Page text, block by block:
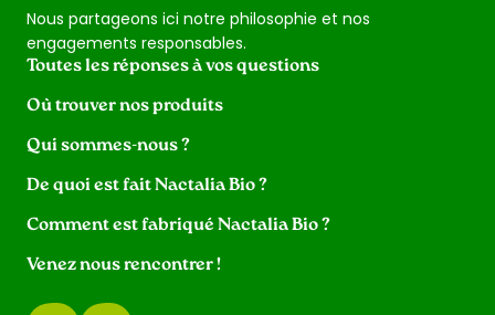
Nous partageons ici notre philosophie et nos
engagements responsables.
Toutes les réponses à vos questions
Où trouver nos produits
Qui sommes-nous ?
De quoi est fait Nactalia Bio ?
Comment est fabriqué Nactalia Bio ?
Venez nous rencontrer !